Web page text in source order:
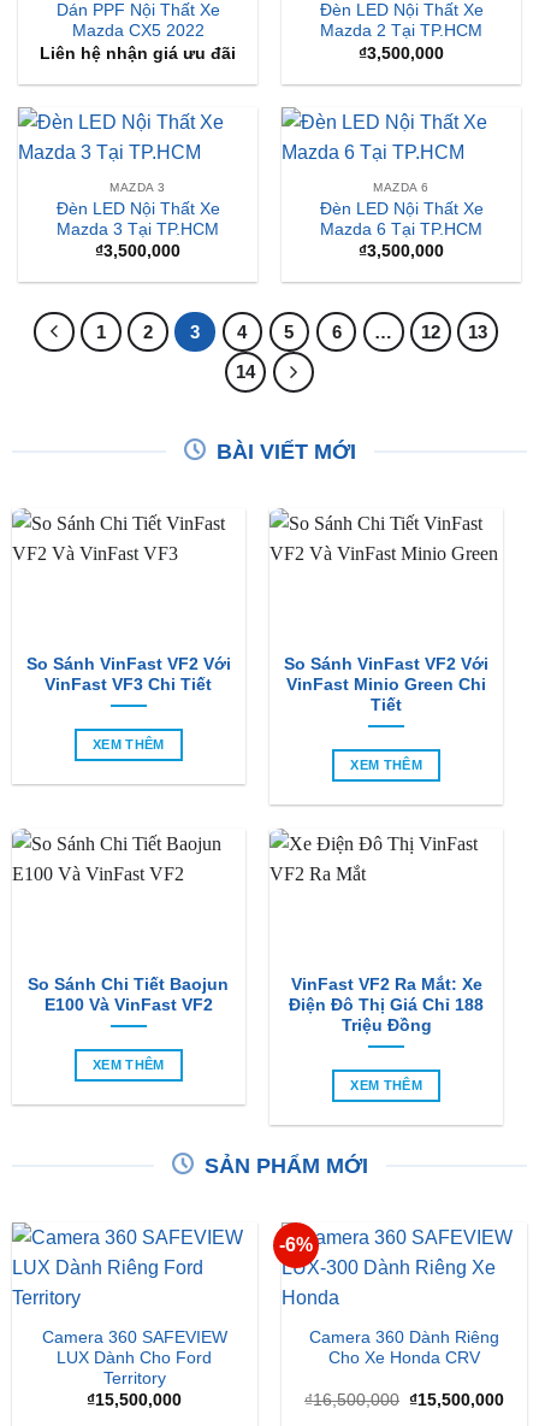
Dán PPF Nội Thất Xe
Mazda CX5 2022
Liên hệ nhận giá ưu đãi
Đèn LED Nội Thất Xe
Mazda 2 Tại TP.HCM
₫3,500,000
MAZDA 3
Đèn LED Nội Thất Xe
Mazda 3 Tại TP.HCM
₫3,500,000
MAZDA 6
Đèn LED Nội Thất Xe
Mazda 6 Tại TP.HCM
₫3,500,000
1 2 3 4 5 6 … 12
13
14
BÀI VIẾT MỚI
So Sánh VinFast VF2 Với
VinFast VF3 Chi Tiết
XEM THÊM
So Sánh VinFast VF2 Với
VinFast Minio Green Chi
Tiết
XEM THÊM
So Sánh Chi Tiết Baojun
E100 Và VinFast VF2
XEM THÊM
VinFast VF2 Ra Mắt: Xe
Điện Đô Thị Giá Chỉ 188
Triệu Đồng
XEM THÊM
SẢN PHẨM MỚI
Camera 360 SAFEVIEW
LUX Dành Cho Ford
Territory
₫15,500,000
-6%
Camera 360 Dành Riêng
Cho Xe Honda CRV
₫16,500,000 Giá
₫15,500,000Giá